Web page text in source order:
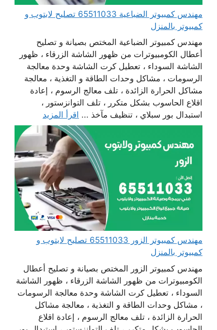
مهندس كمبيوتر الضباعية 65511033 تصليح لابتوب و
كمبيوتر بالمنزل
مهندس كمبيوتر الضباعية المختص بصيانة و تصليح
أعطال الكومبيوترات من ظهور الشاشة الزرقاء ، ظهور
الشاشة السوداء ، تعطيل كرت الشاشة وحدة معالجة
الرسومات ، مشاكل وحدات الطاقة و التغذية ، معالجة
مشاكل الحرارة الزائدة ، تلف معالج الرسوم ، إعادة
اقلاع الحاسوب بشكل متكرر ، تلف التوانزستور ،
استبدال بور سبلاي ، تنظيف مآخذ ... اقرأ المزيد
مهندس كمبيوتر الزور 65511033 تصليح لابتوب و
كمبيوتر بالمنزل
مهندس كمبيوتر الزور المختص بصيانة و تصليح أعطال
الكومبيوترات من ظهور الشاشة الزرقاء ، ظهور الشاشة
السوداء ، تعطيل كرت الشاشة وحدة معالجة الرسومات
، مشاكل وحدات الطاقة و التغذية ، معالجة مشاكل
الحرارة الزائدة ، تلف معالج الرسوم ، إعادة اقلاع